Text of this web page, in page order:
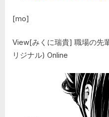
[mo]
View[みくに瑞貴] 職場の先
リジナル) Online